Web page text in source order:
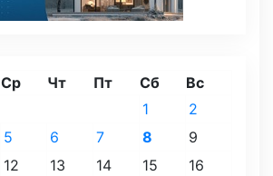
Ср Чт Пт Сб Вс
1
2
5 6 7 8
9
12 13 14 15
16